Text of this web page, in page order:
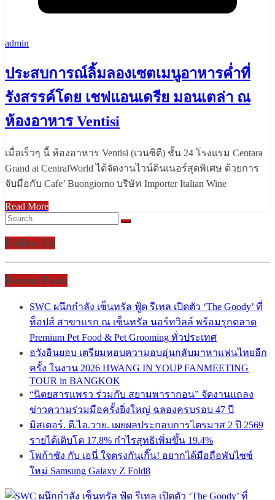
admin
ประสบการณ์ลิ้มลองเซตเมนูอาหารค่ำที่
รังสรรค์โดย เชฟแอนเดรีย มอนเตล่า ณ
ห้องอาหาร Ventisi
เมื่อเร็วๆ นี้ ห้องอาหาร Ventisi (เวนซิตี) ชั้น 24 โรงแรม Centara
Grand at CentralWorld ได้จัดงานไวน์ดินเนอร์สุดพิเศษ ด้วยการ
จับมือกับ Cafe’ Buongiorno บริษัท Importer Italian Wine
Read More
Follow Us
Recent Posts
SWC ผนึกกำลัง เซ็นทรัล ฟู้ด รีเทล เปิดตัว ‘The Goody’ ที่
ท็อปส์ สาขาแรก ณ เซ็นทรัล นอร์ทวิลล์ พร้อมรุกตลาด
Premium Pet Food & Pet Grooming ทั่วประเทศ
ฮวังอินยอบ เตรียมหอบความอบอุ่นกลับมาหาแฟนไทยอีก
ครั้ง ในงาน 2026 HWANG IN YOUP FANMEETING
TOUR in BANGKOK
“นิตยสารแพรว ร่วมกับ สยามพารากอน” จัดงานแถลง
ข่าวความร่วมมือครั้งยิ่งใหญ่ ฉลองครบรอบ 47 ปี
มิสเตอร์. ดี.ไอ.วาย. เผยผลประกอบการไตรมาส 2 ปี 2569
รายได้เติบโต 17.8% กำไรสุทธิเพิ่มขึ้น 19.4%
โพก้าซัง กับ เอนี่ ใจตรงกันเกิ๊น! อยากได้มือถือพับไซซ์
ใหม่ Samsung Galaxy Z Fold8